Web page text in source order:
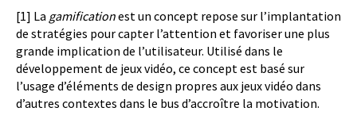
[1] La gamificationest un concept repose sur l’implantation
de stratégies pour capter l’attention et favoriser une plus
grande implication de l’utilisateur. Utilisé dans le
développement de jeux vidéo, ce concept est basé sur
l’usage d’éléments de design propres aux jeux vidéo dans
d’autres contextes dans le bus d’accroître la motivation.